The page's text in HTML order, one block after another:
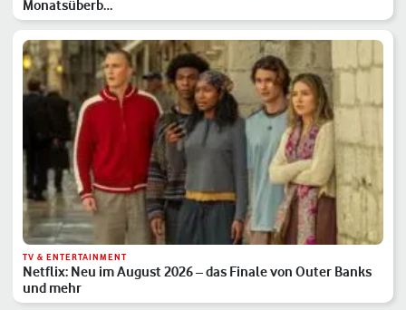
Monatsüberb…
TV & ENTERTAINMENT
Netflix: Neu im August 2026 – das Finale von Outer Banks
und mehr